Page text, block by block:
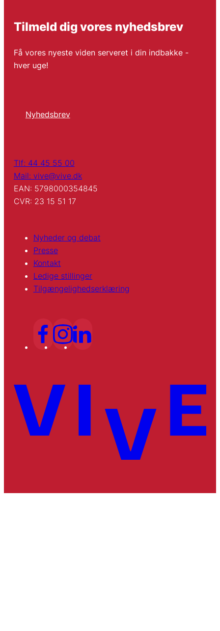
Tilmeld dig vores nyhedsbrev
Få vores nyeste viden serveret i din indbakke -
hver uge!
Nyhedsbrev
Tlf: 44 45 55 00
Mail: vive@vive.dk
EAN: 5798000354845
CVR: 23 15 51 17
Nyheder og debat
Presse
Kontakt
Ledige stillinger
Tilgængelighedserklæring